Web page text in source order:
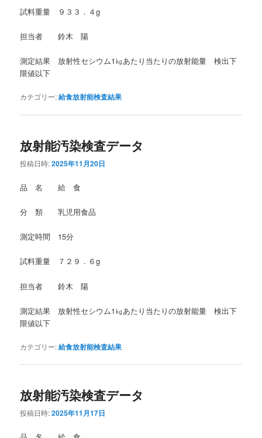
試料重量 ９３３．４g
担当者 鈴木 陽
測定結果 放射性セシウム1㎏あたり当たりの放射能量 検出下
限値以下
カテゴリー:給食放射能検査結果
放射能汚染検査データ
投稿日時:2025年11月20日
品 名 給 食
分 類 乳児用食品
測定時間 15分
試料重量 ７２９．６g
担当者 鈴木 陽
測定結果 放射性セシウム1㎏あたり当たりの放射能量 検出下
限値以下
カテゴリー:給食放射能検査結果
放射能汚染検査データ
投稿日時:2025年11月17日